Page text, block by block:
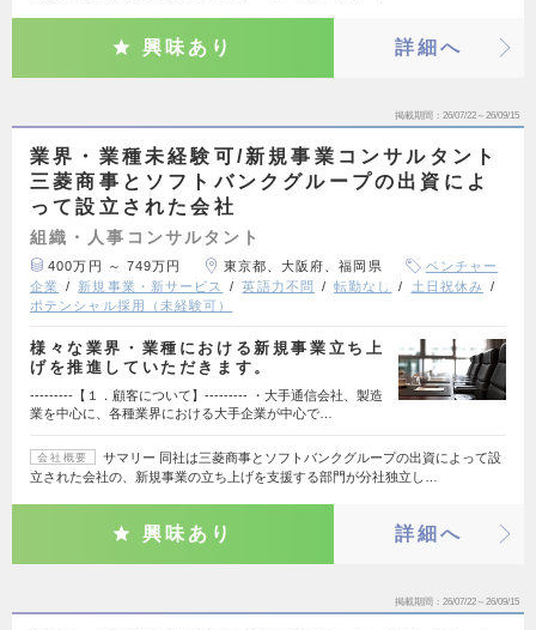
興味あり 詳細へ
掲載期間 26/07/22～26/09/15
業界・業種未経験可/新規事業コンサルタント
三菱商事とソフトバンクグループの出資によ
って設立された会社
組織・人事コンサルタント
400万円 ～ 749万円 東京都、大阪府、福岡県
ベンチャー
企業
新規事業・新サービス 英語力不問 転勤なし
土日祝休み
ポテンシャル採用（未経験可）
様々な業界・業種における新規事業立ち上
げを推進していただきます。
---------【１．顧客について】--------- ・大手通信会社、製造
業を中心に、各種業界における大手企業が中心で…
会社概要
サマリー 同社は三菱商事とソフトバンクグループの出資によって設
立された会社の、新規事業の立ち上げを支援する部門が分社独立し…
興味あり 詳細へ
掲載期間 26/07/22～26/09/15